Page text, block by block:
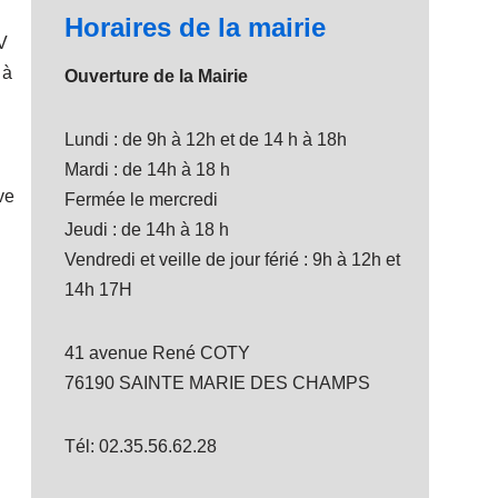
Horaires de la mairie
Ouverture de la Mairie
Lundi : de 9h à 12h et de 14 h à 18h
Mardi : de 14h à 18 h
Fermée le mercredi
Jeudi : de 14h à 18 h
Vendredi et veille de jour férié : 9h à 12h et
14h 17H
41 avenue René COTY
76190 SAINTE MARIE DES CHAMPS
Tél: 02.35.56.62.28